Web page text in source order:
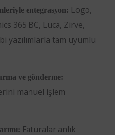
entegrasyon: Logo,
365 BC, Luca, Zirve,
yazılımlarla tam uyumlu
ve gönderme:
manuel işlem
Faturalar anlık